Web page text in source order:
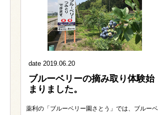
date 2019.06.20
ブルーベリーの摘み取り体験始
まりました。
薬利の「ブルーベリー園さとう」では、ブルーベ